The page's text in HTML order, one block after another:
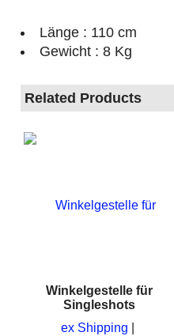
Länge : 110 cm
Gewicht : 8 Kg
Related Products
Winkelgestelle für
Singleshots
ex Shipping